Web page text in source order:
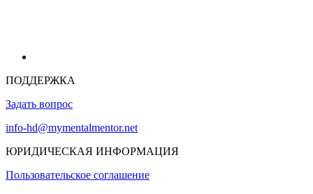
ПОДДЕРЖКА
Задать вопрос
info-hd@mymentalmentor.net
ЮРИДИЧЕСКАЯ ИНФОРМАЦИЯ
Пользовательское соглашение